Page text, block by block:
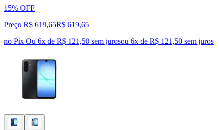
15% OFF
Preço R$ 619,65R$ 619,65
no Pix Ou 6x de R$ 121,50 sem jurosou 6x de R$ 121,50 sem juros